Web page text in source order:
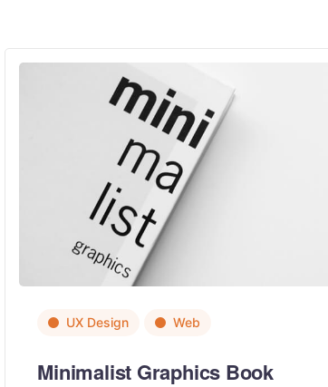
UX Design Web
Minimalist Graphics Book